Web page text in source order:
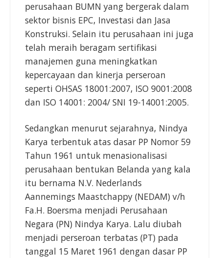
perusahaan BUMN yang bergerak dalam
sektor bisnis EPC, Investasi dan Jasa
Konstruksi. Selain itu perusahaan ini juga
telah meraih beragam sertifikasi
manajemen guna meningkatkan
kepercayaan dan kinerja perseroan
seperti OHSAS 18001:2007, ISO 9001:2008
dan ISO 14001: 2004/ SNI 19-14001:2005.
Sedangkan menurut sejarahnya, Nindya
Karya terbentuk atas dasar PP Nomor 59
Tahun 1961 untuk menasionalisasi
perusahaan bentukan Belanda yang kala
itu bernama N.V. Nederlands
Aannemings Maastchappy (NEDAM) v/h
Fa.H. Boersma menjadi Perusahaan
Negara (PN) Nindya Karya. Lalu diubah
menjadi perseroan terbatas (PT) pada
tanggal 15 Maret 1961 dengan dasar PP